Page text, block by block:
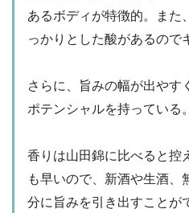
あるボディが特徴的。また
っかりとした酸があるので
さらに、旨みの幅が出やす
ポテンシャルを持っている。
香りは山田錦に比べると控
も早いので、新酒や生酒、
分に旨みを引き出すことが